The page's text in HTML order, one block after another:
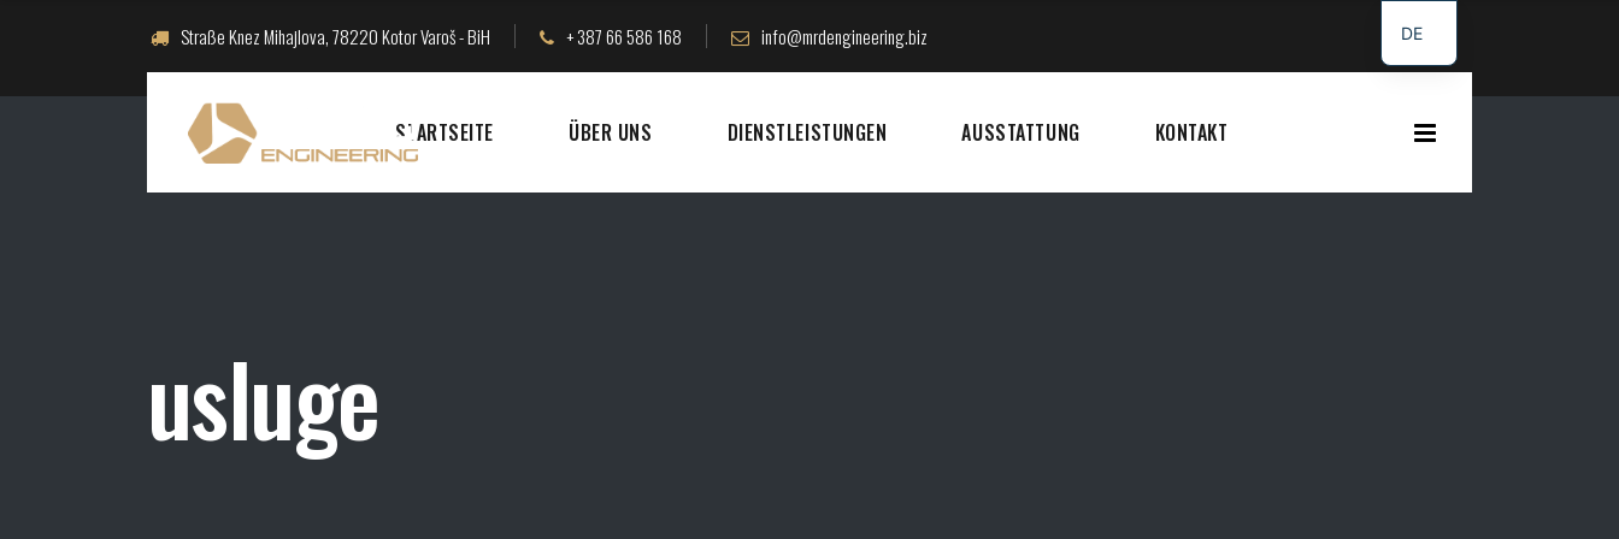
Straße Knez Mihajlova, 78220 Kotor Varoš - BiH + 387 66 586 168 info@mrdengineering.biz
STARTSEITE ÜBER UNS DIENSTLEISTUNGEN AUSSTATTUNG KONTAKT
usluge
DE
SR